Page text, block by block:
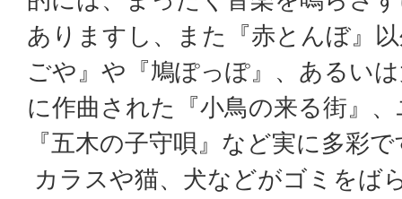
ありますし、また『赤とんぼ』
ごや』や『鳩ぽっぽ』、あるい
に作曲された『小鳥の来る街』
『五木の子守唄』など実に多彩
カラスや猫、犬などがゴミをば